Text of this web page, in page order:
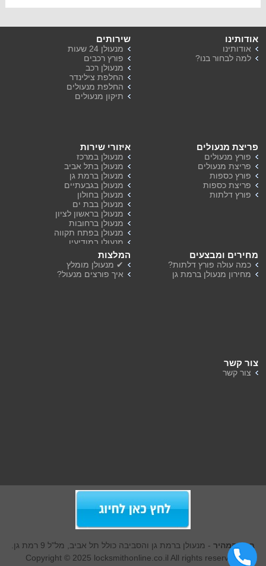
אודותינו
אודותינו
למה לבחור בנו?
שירותים
מנעולן 24 שעות
פורץ רכבים
מנעולן רכב
החלפת צילינדר
החלפת מנעולים
תיקון מנעולים
פריצת מנעולים
פורץ מנעולים
פריצת מנעולים
פורץ כספות
פריצת כספות
פורץ דלתות
איזורי שירות
מנעולן במרכז
מנעולן בתל אביב
מנעולן ברמת גן
מנעולן בגבעתיים
מנעולן בחולון
מנעולן בבת ים
מנעולן בראשון לציון
מנעולן ברחובות
מנעולן בפתח תקווה
מנעולן במודיעין
מנעולן ברמת השרון
מנעולן בהוד השרון
מחירים ומבצעים
כמה עולה פורץ דלתות?
מחירון מנעולן ברמת גן
המלצות
✔ מנעולן מומלץ
איך פורצים מנעול?
צור קשר
צור קשר
ברק המהיר - מנעולן ברמת גן והסביבה כולל תל אביב, מל"ל 9 רמת גן.
Copyright © 2025 locksmithonline.co.il All rights reserved.